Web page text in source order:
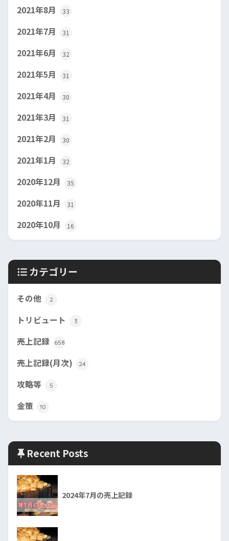
2021年8月 33
2021年7月 31
2021年6月 32
2021年5月 31
2021年4月 30
2021年3月 31
2021年2月 30
2021年1月 32
2020年12月 35
2020年11月 31
2020年10月 16
カテゴリー
その他 2
トリビュート 3
売上記録 658
売上記録(月次) 24
攻略等 5
金策 10
Recent Posts
2024年7月の売上記録